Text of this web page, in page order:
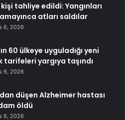
tahliye edildi: Yangınları
atları saldılar
6, 2026
60 ülkeye uyguladığı yeni
tarifeleri yargıya taşındı
6, 2026
düşen Alzheimer hastası
öldü
6, 2026